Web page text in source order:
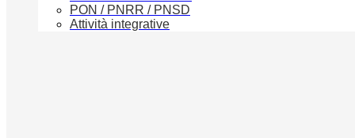
PON / PNRR / PNSD
Attività integrative